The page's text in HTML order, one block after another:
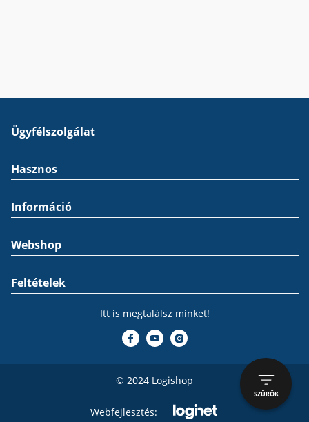
SZŰRŐK
Ügyfélszolgálat
Hasznos
Információ
Webshop
Feltételek
Itt is megtalálsz minket!
© 2024 Logishop
Webfejlesztés: